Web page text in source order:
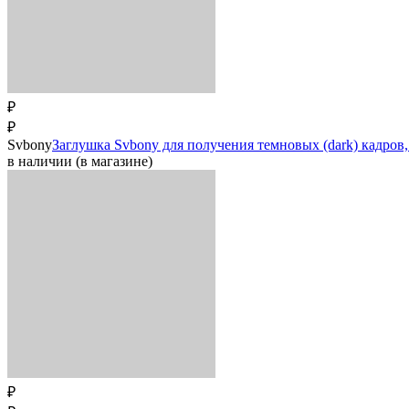
₽
₽
SvbonyЗаглушка Svbony для получения темновых (dark)
в наличии (в магазине)
₽